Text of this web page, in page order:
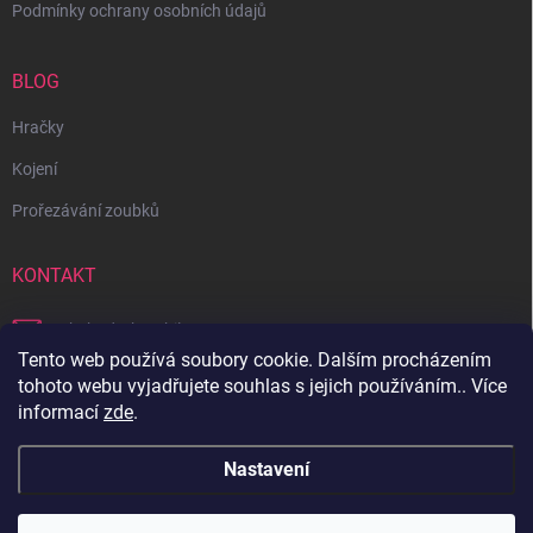
Tento web používá soubory cookie. Dalším procházením
tohoto webu vyjadřujete souhlas s jejich používáním.. Více
informací zde.
Nastavení
Podmínky ochrany osobních údajů
BLOG
Hračky
Kojení
Prořezávání zoubků
KONTAKT
obchod bambilon.cz
+420 728 355 665
Sledujte nás na Facebooku